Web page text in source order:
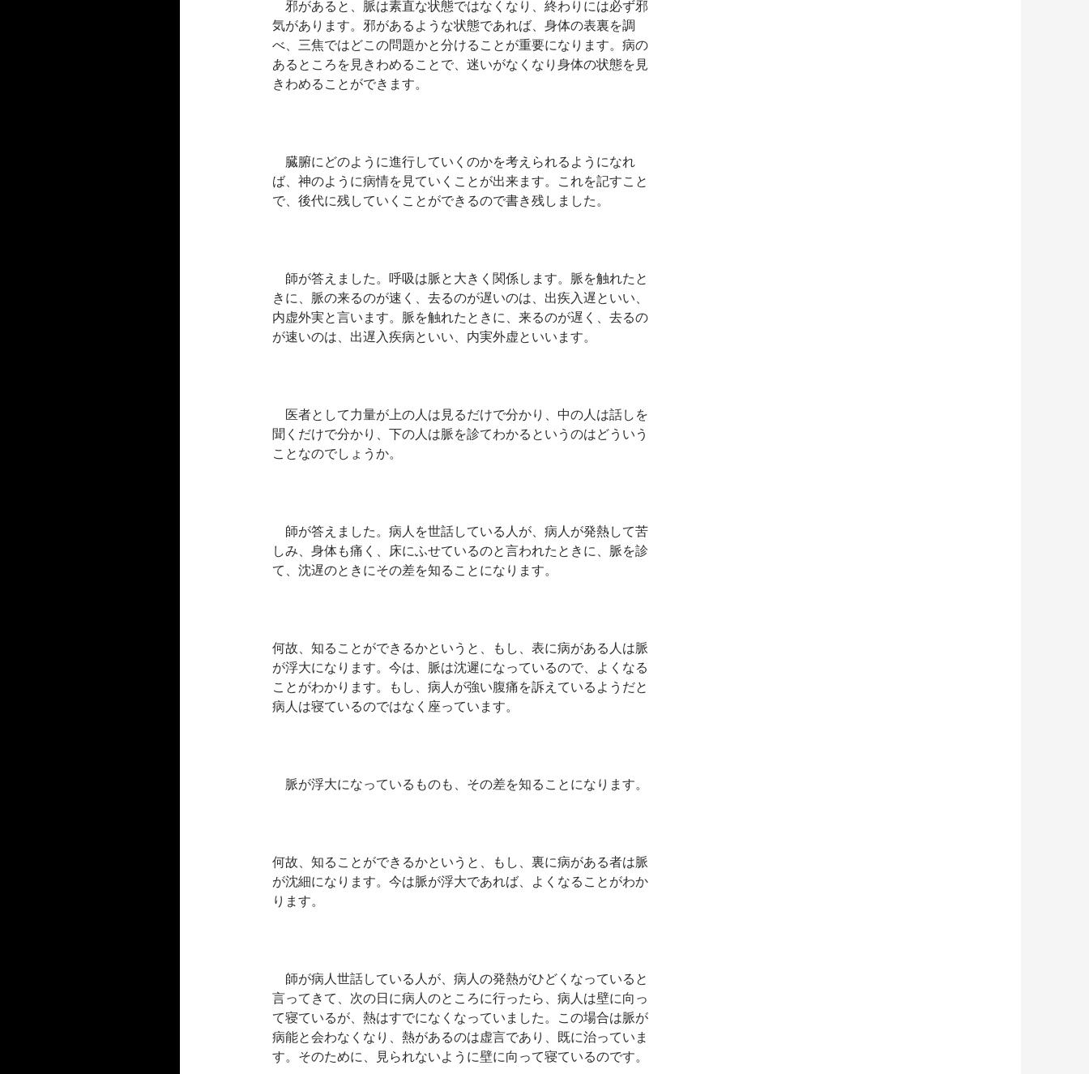
邪があると、脈は素直な状態ではなくなり、終わりには必ず邪
気があります。邪があるような状態であれば、身体の表裏を調
べ、三焦ではどこの問題かと分けることが重要になります。病の
あるところを見きわめることで、迷いがなくなり身体の状態を見
きわめることができます。
臓腑にどのように進行していくのかを考えられるようになれ
ば、神のように病情を見ていくことが出来ます。これを記すこと
で、後代に残していくことができるので書き残しました。
師が答えました。呼吸は脈と大きく関係します。脈を触れたと
きに、脈の来るのが速く、去るのが遅いのは、出疾入遅といい、
内虚外実と言います。脈を触れたときに、来るのが遅く、去るの
が速いのは、出遅入疾病といい、内実外虚といいます。
医者として力量が上の人は見るだけで分かり、中の人は話しを
聞くだけで分かり、下の人は脈を診てわかるというのはどういう
ことなのでしょうか。
師が答えました。病人を世話している人が、病人が発熱して苦
しみ、身体も痛く、床にふせているのと言われたときに、脈を診
て、沈遅のときにその差を知ることになります。
何故、知ることができるかというと、もし、表に病がある人は脈
が浮大になります。今は、脈は沈遲になっているので、よくなる
ことがわかります。もし、病人が強い腹痛を訴えているようだと
病人は寝ているのではなく座っています。
脈が浮大になっているものも、その差を知ることになります。
何故、知ることができるかというと、もし、裏に病がある者は脈
が沈細になります。今は脈が浮大であれば、よくなることがわか
ります。
師が病人世話している人が、病人の発熱がひどくなっていると
言ってきて、次の日に病人のところに行ったら、病人は壁に向っ
て寝ているが、熱はすでになくなっていました。この場合は脈が
病能と会わなくなり、熱があるのは虚言であり、既に治っていま
す。そのために、見られないように壁に向って寝ているのです。